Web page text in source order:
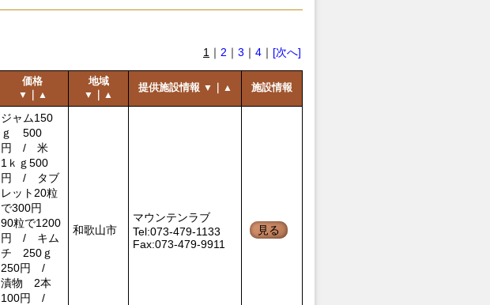
1 ｜ 2 ｜ 3 ｜ 4 ｜ [次へ]
価格
▼ ▲
地域
▼ ▲
提供施設情報 ▼ ▲ 施設情報
ジャム150
ｇ 500
円 / 米
1ｋｇ500
円 / タブ
レット20粒
で300円
90粒で1200
円 / キム
チ 250ｇ
250円 /
漬物 2本
100円 /
和歌山市
マウンテンラブ
Tel:073-479-1133
Fax:073-479-9911
見る